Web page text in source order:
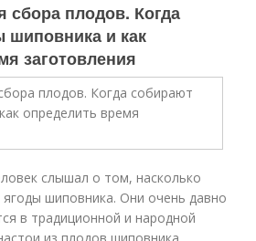
плодов. Когда
и как
заготовления
слышал о том, насколько
шиповника. Они очень давно
в традиционной и народной